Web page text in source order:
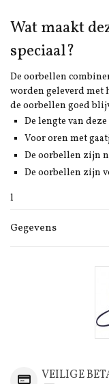
Wat maakt
speciaal?
De oorbellen
worden geleverd met
de oorbellen goed
De lengte van
Voor oren met
De oorbellen zijn
De oorbellen zijn
l
Gegevens
VEILIGE